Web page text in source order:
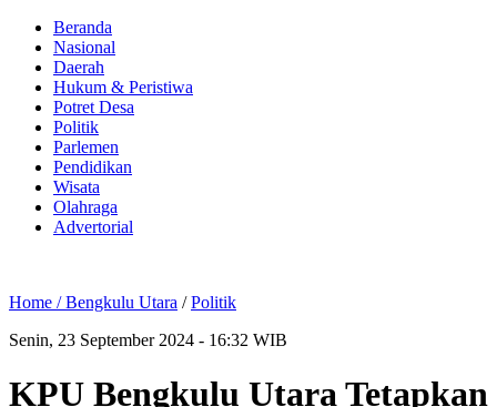
Beranda
Nasional
Daerah
Hukum & Peristiwa
Potret Desa
Politik
Parlemen
Pendidikan
Wisata
Olahraga
Advertorial
Home /Bengkulu Utara /Politik
Senin, 23 September 2024 - 16:32 WIB
KPU Bengkulu Utara Tetapkan